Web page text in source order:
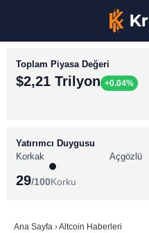
BİTCOİN HABERLERİ
ALTCOİN HABERLERİ
SÖZLÜK
Toplam Piyasa Değeri
$2,21 Trilyon +0.04%
Yatırımcı Duygusu
Korkak
Açgözlü
29/100Korku
Ana Sayfa ›Altcoin Haberleri